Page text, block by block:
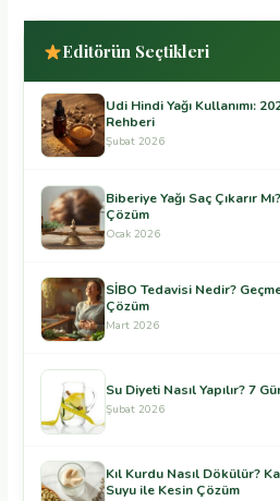
Editörün Seçtikleri
Udi Hindi Yağı Kullanımı:
Rehberi
Şubat 2026
Biberiye Yağı Saç Çıkarır
Çözüm
Ocak 2026
SİBO Tedavisi Nedir?
Çözüm
Mart 2026
Su Diyeti Nasıl Yapılır? 7
Şubat 2026
Kıl Kurdu Nasıl Dökülür?
Suyu ile Kesin Çözüm